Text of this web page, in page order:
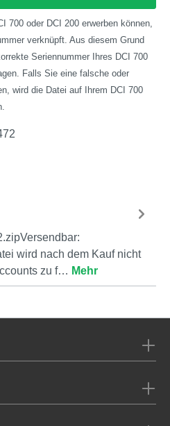
700 oder DCI 200 erwerben können,
verknüpft. Aus diesem Grund
Seriennummer Ihres DCI 700
Falls Sie eine falsche oder
wird die Datei auf Ihrem DCI 700
wird nach dem Kauf nicht
zu f… Mehr